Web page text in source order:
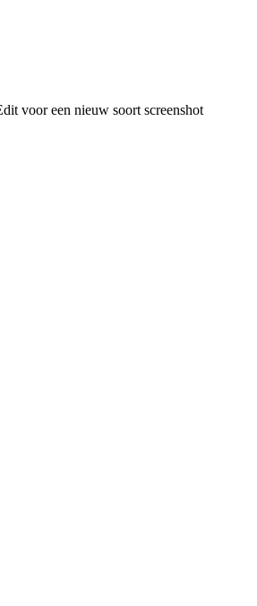
voor een nieuw soort screenshot